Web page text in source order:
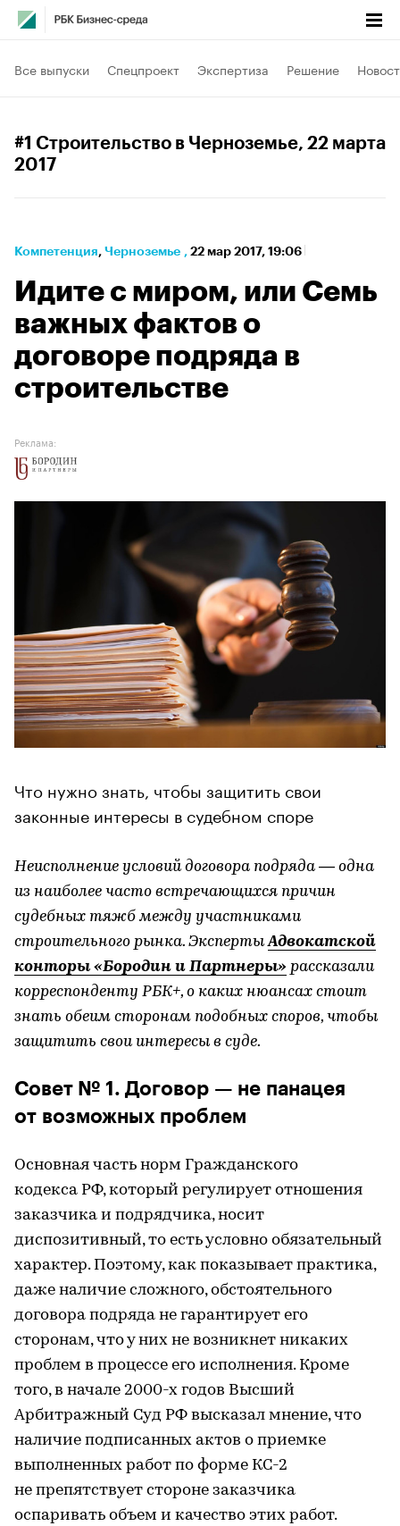
Все выпуски Спецпроект Экспертиза Решение
#1 Строительство в Черноземье, 22 марта
2017
Компетенция⁠, Черноземье , 22 мар 2017, 19:06
Идите с миром, или Семь
важных фактов о
договоре подряда в
строительстве
Реклама:
Что нужно знать, чтобы защитить свои
законные интересы в судебном споре
Неисполнение условий договора подряда — одна
из наиболее часто встречающихся причин
судебных тяжб между участниками
строительного рынка. ЭкспертыАдвокатской
конторы «Бородин и Партнеры» рассказали
корреспонденту РБК+, о каких нюансах стоит
знать обеим сторонам подобных споров, чтобы
защитить свои интересы в суде.
Совет № 1. Договор — не панацея
от возможных проблем
Основная часть норм Гражданского
кодекса РФ, который регулирует отношения
заказчика и подрядчика, носит
диспозитивный, то есть условно обязательный
характер. Поэтому, как показывает практика,
даже наличие сложного, обстоятельного
договора подряда не гарантирует его
сторонам, что у них не возникнет никаких
проблем в процессе его исполнения. Кроме
того, в начале 2000-х годов Высший
Арбитражный Суд РФ высказал мнение, что
наличие подписанных актов о приемке
выполненных работ по форме КС-2
не препятствует стороне заказчика
оспаривать объем и качество этих работ.